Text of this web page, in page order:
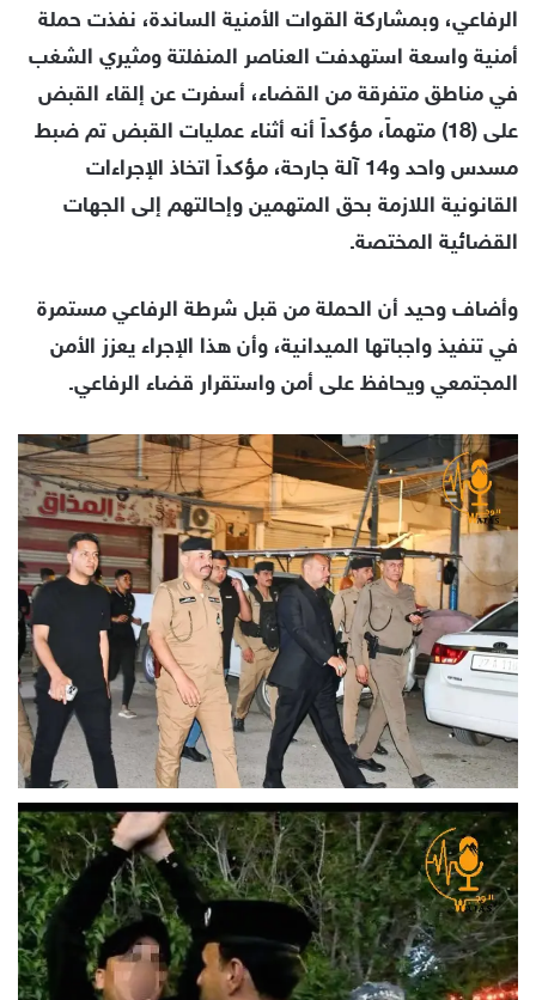
الرفاعي، وبمشاركة القوات الأمنية الساندة، نفذت حملة
أمنية واسعة استهدفت العناصر المنفلتة ومثيري الشغب
في مناطق متفرقة من القضاء، أسفرت عن إلقاء القبض
على (18) متهماً، مؤكداً أنه أثناء عمليات القبض تم ضبط
مسدس واحد و14 آلة جارحة، مؤكداً اتخاذ الإجراءات
القانونية اللازمة بحق المتهمين وإحالتهم إلى الجهات
القضائية المختصة.
وأضاف وحيد أن الحملة من قبل شرطة الرفاعي مستمرة
في تنفيذ واجباتها الميدانية، وأن هذا الإجراء يعزز الأمن
المجتمعي ويحافظ على أمن واستقرار قضاء الرفاعي.